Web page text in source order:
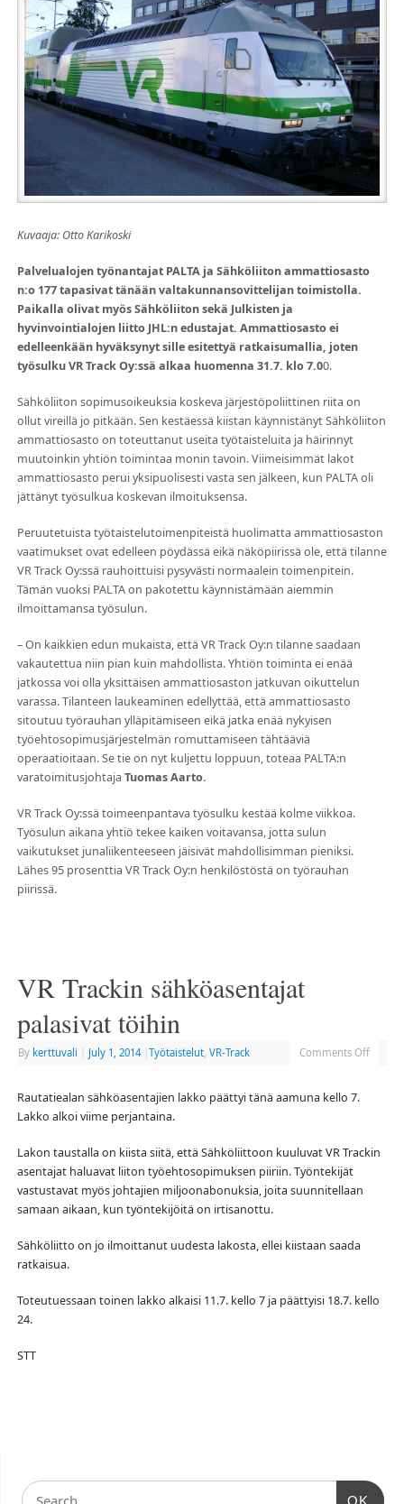
Kuvaaja: Otto Karikoski
Palvelualojen työnantajat PALTA ja Sähköliiton ammattiosasto
n:o 177 tapasivat tänään valtakunnansovittelijan toimistolla.
Paikalla olivat myös Sähköliiton sekä Julkisten ja
hyvinvointialojen liitto JHL:n edustajat. Ammattiosasto ei
edelleenkään hyväksynyt sille esitettyä ratkaisumallia, joten
työsulku VR Track Oy:ssä alkaa huomenna 31.7. klo 7.00.
Sähköliiton sopimusoikeuksia koskeva järjestöpoliittinen riita on
ollut vireillä jo pitkään. Sen kestäessä kiistan käynnistänyt Sähköliiton
ammattiosasto on toteuttanut useita työtaisteluita ja häirinnyt
muutoinkin yhtiön toimintaa monin tavoin. Viimeisimmät lakot
ammattiosasto perui yksipuolisesti vasta sen jälkeen, kun PALTA oli
jättänyt työsulkua koskevan ilmoituksensa.
Peruutetuista työtaistelutoimenpiteistä huolimatta ammattiosaston
vaatimukset ovat edelleen pöydässä eikä näköpiirissä ole, että tilanne
VR Track Oy:ssä rauhoittuisi pysyvästi normaalein toimenpitein.
Tämän vuoksi PALTA on pakotettu käynnistämään aiemmin
ilmoittamansa työsulun.
– On kaikkien edun mukaista, että VR Track Oy:n tilanne saadaan
vakautettua niin pian kuin mahdollista. Yhtiön toiminta ei enää
jatkossa voi olla yksittäisen ammattiosaston jatkuvan oikuttelun
varassa. Tilanteen laukeaminen edellyttää, että ammattiosasto
sitoutuu työrauhan ylläpitämiseen eikä jatka enää nykyisen
työehtosopimusjärjestelmän romuttamiseen tähtääviä
operaatioitaan. Se tie on nyt kuljettu loppuun, toteaa PALTA:n
varatoimitusjohtaja Tuomas Aarto.
VR Track Oy:ssä toimeenpantava työsulku kestää kolme viikkoa.
Työsulun aikana yhtiö tekee kaiken voitavansa, jotta sulun
vaikutukset junaliikenteeseen jäisivät mahdollisimman pieniksi.
Lähes 95 prosenttia VR Track Oy:n henkilöstöstä on työrauhan
piirissä.
VR Trackin sähköasentajat
palasivat töihin
By kerttuvali July 1, 2014 Työtaistelut, VR-Track Comments Off
Rautatiealan sähköasentajien lakko päättyi tänä aamuna kello 7.
Lakko alkoi viime perjantaina.
Lakon taustalla on kiista siitä, että Sähköliittoon kuuluvat VR Trackin
asentajat haluavat liiton työehtosopimuksen piiriin. Työntekijät
vastustavat myös johtajien miljoonabonuksia, joita suunnitellaan
samaan aikaan, kun työntekijöitä on irtisanottu.
Sähköliitto on jo ilmoittanut uudesta lakosta, ellei kiistaan saada
ratkaisua.
Toteutuessaan toinen lakko alkaisi 11.7. kello 7 ja päättyisi 18.7. kello
24.
STT